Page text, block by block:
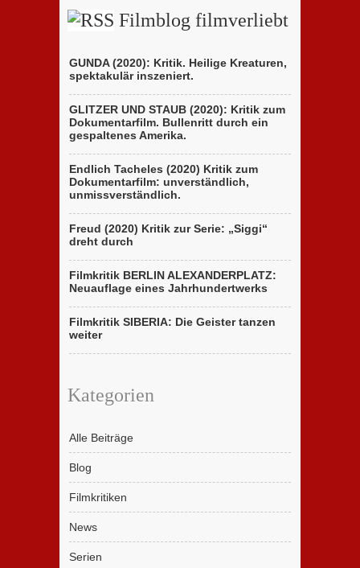
Filmblog filmverliebt
GUNDA (2020): Kritik. Heilige Kreaturen,
spektakulär inszeniert.
GLITZER UND STAUB (2020): Kritik zum
Dokumentarfilm. Bullenritt durch ein
gespaltenes Amerika.
Endlich Tacheles (2020) Kritik zum
Dokumentarfilm: unverständlich,
unmissverständlich.
Freud (2020) Kritik zur Serie: „Siggi“
dreht durch
Filmkritik BERLIN ALEXANDERPLATZ:
Neuauflage eines Jahrhundertwerks
Filmkritik SIBERIA: Die Geister tanzen
weiter
Kategorien
Alle Beiträge
Blog
Filmkritiken
News
Serien